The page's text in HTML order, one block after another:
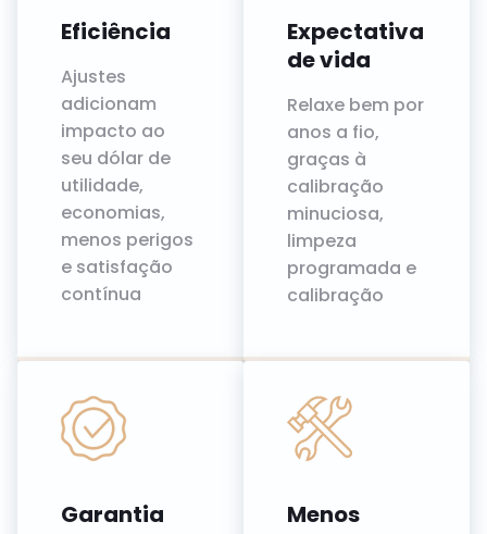
Eficiência
Ajustes
adicionam
impacto ao
seu dólar de
utilidade,
economias,
menos perigos
e satisfação
contínua
Expectativa
de vida
Relaxe bem por
anos a fio,
graças à
calibração
minuciosa,
limpeza
programada e
calibração
Garantia
Menos